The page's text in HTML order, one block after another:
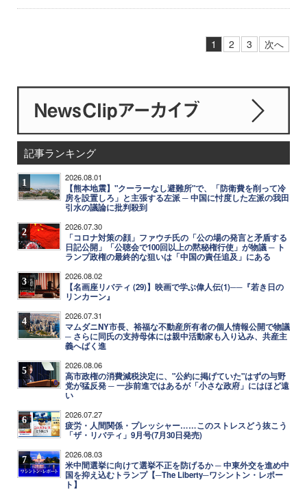
1 2 3 次へ
記事ランキング
1 2026.08.01
【熊本地震】"クーラーなし避難所"で、「防衛費を削って冷
房を設置しろ」と主張する左派 ─ 中国に忖度した左派の我田
引水の議論に批判殺到
2 2026.07.30
「コロナ対策の顔」ファウチ氏の「公の場の発言と矛盾する
日記公開」「公聴会で100回以上の黙秘権行使」が物議 ─ ト
ランプ政権の最終的な狙いは「中国の責任追及」にある
3 2026.08.02
【名画座リバティ (29)】映画で学ぶ偉人伝(1)──『若き日の
リンカーン』
4 2026.07.31
マムダニNY市長、裕福な不動産所有者の個人情報公開で物議
─ さらに同氏の支持母体には親中活動家も入り込み、共産主
義へばく進
5 2026.08.06
高市政権の消費減税決定に、"公約に掲げていた"はずの与野
党が猛反発 ─ 一歩前進ではあるが「小さな政府」にはほど遠
い
6 2026.07.27
疲労・人間関係・プレッシャー……このストレスどう抜こう
「ザ・リバティ」9月号(7月30日発売)
7 2026.08.03
米中間選挙に向けて選挙不正を防げるか ─ 中東外交を進め中
国を抑え込むトランプ【─The Liberty─ワシントン・レポー
ト】